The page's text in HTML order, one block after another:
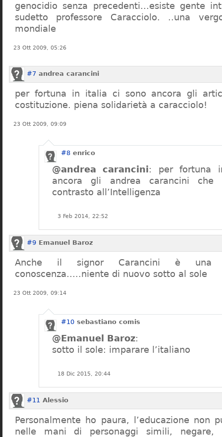
genocidio senza precedenti…esiste gente
sudetto professore Caracciolo. ..una
mondiale
23 Ott 2009, 05:26
#7 andrea carancini
per fortuna in italia ci sono ancora gli
costituzione. piena solidarietà a caracciolo!
23 Ott 2009, 09:09
#8 enrico
@andrea carancini: per fortuna
ancora gli andrea carancini
contrasto all’Intelligenza
3 Feb 2014, 22:52
#9 Emanuel Baroz
Anche il signor Carancini è una
conoscenza…..niente di nuovo sotto al sole
23 Ott 2009, 09:14
#10 sebastiano comis
@Emanuel Baroz:
sotto il sole: imparare l’italiano
18 Dic 2015, 20:44
#11 Alessio
Personalmente ho paura, l’educazione non
nelle mani di personaggi simili, negare,